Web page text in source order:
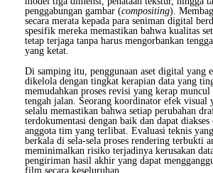
penggabungan gambar (compositing).
secara merata kepada para seniman digital
spesifik mereka memastikan bahwa kualitas
tetap terjaga tanpa harus mengorbankan
yang ketat.
Di samping itu, penggunaan aset digital yang
dikelola dengan tingkat kerapian data yang
memudahkan proses revisi yang kerap
tengah jalan. Seorang koordinator efek visual
selalu memastikan bahwa setiap perubahan
terdokumentasi dengan baik dan dapat diakses
anggota tim yang terlibat. Evaluasi teknis
berkala di sela-sela proses rendering terbukti
meminimalkan risiko terjadinya kerusakan
pengiriman hasil akhir yang dapat
film secara keseluruhan.